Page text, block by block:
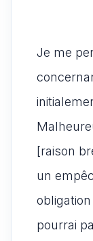
Je me
[raison
un
pourrai